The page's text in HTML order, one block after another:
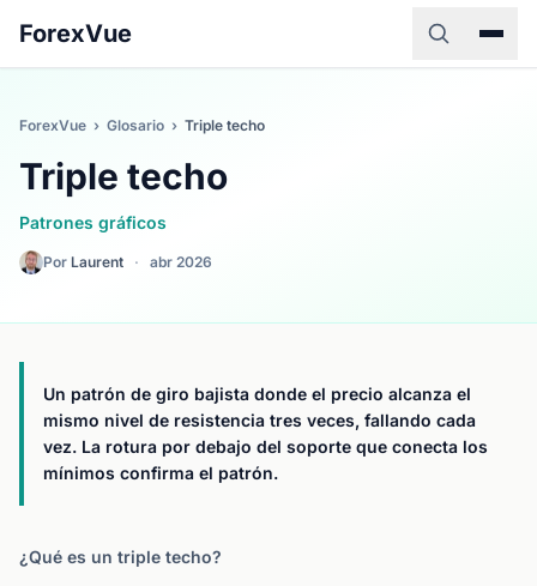
ForexVue
ForexVue › Glosario › Triple techo
Triple techo
Patrones gráficos
Por Laurent · abr 2026
Un patrón de giro bajista donde el precio alcanza el
mismo nivel de resistencia tres veces, fallando cada
vez. La rotura por debajo del soporte que conecta los
mínimos confirma el patrón.
¿Qué es un triple techo?